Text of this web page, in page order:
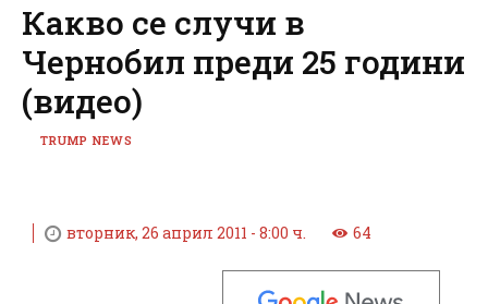
Какво се случи в
Чернобил преди 25 години
(видео)
TRUMP NEWS
вторник, 26 април 2011 - 8:00 ч. 64